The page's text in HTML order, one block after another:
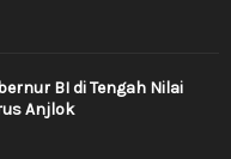
BI di Tengah Nilai
Anjlok